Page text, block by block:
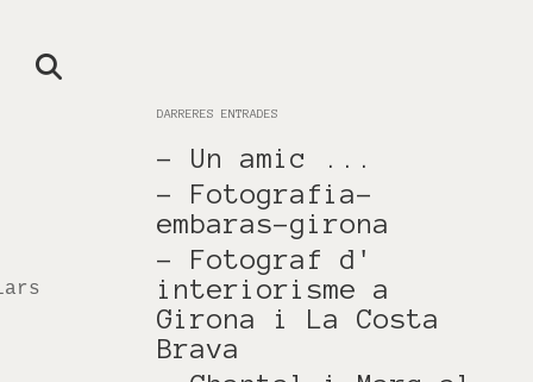
DARRERES ENTRADES
- Un amic ...
- Fotografia-
embaras-girona
- Fotograf d'
interiorisme a
Girona i La Costa
Brava